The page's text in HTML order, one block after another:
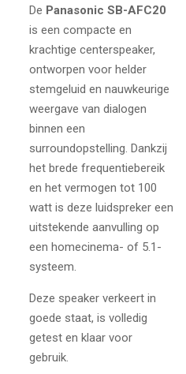
De Panasonic SB-AFC20
is een compacte en
krachtige centerspeaker,
ontworpen voor helder
stemgeluid en nauwkeurige
weergave van dialogen
binnen een
surroundopstelling. Dankzij
het brede frequentiebereik
en het vermogen tot 100
watt is deze luidspreker een
uitstekende aanvulling op
een homecinema- of 5.1-
systeem.
Deze speaker verkeert in
goede staat, is volledig
getest en klaar voor
gebruik.